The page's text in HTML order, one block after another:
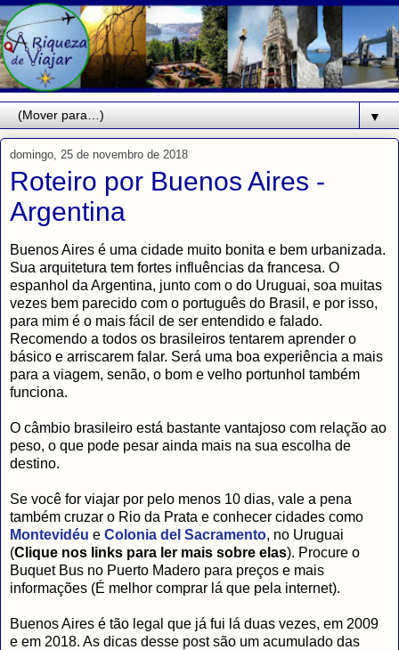
▼
domingo, 25 de novembro de 2018
Roteiro por Buenos Aires -
Argentina
Buenos Aires é uma cidade muito bonita e bem urbanizada.
Sua arquitetura tem fortes influências da francesa. O
espanhol da Argentina, junto com o do Uruguai, soa muitas
vezes bem parecido com o português do Brasil, e por isso,
para mim é o mais fácil de ser entendido e falado.
Recomendo a todos os brasileiros tentarem aprender o
básico e arriscarem falar. Será uma boa experiência a mais
para a viagem, senão, o bom e velho portunhol também
funciona.
O câmbio brasileiro está bastante vantajoso com relação ao
peso, o que pode pesar ainda mais na sua escolha de
destino.
Se você for viajar por pelo menos 10 dias, vale a pena
também cruzar o Rio da Prata e conhecer cidades como
Montevidéu e Colonia del Sacramento, no Uruguai
(Clique nos links para ler mais sobre elas). Procure o
Buquet Bus no Puerto Madero para preços e mais
informações (É melhor comprar lá que pela internet).
Buenos Aires é tão legal que já fui lá duas vezes, em 2009
e em 2018. As dicas desse post são um acumulado das